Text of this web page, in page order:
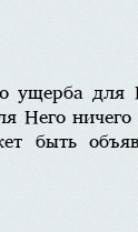
ущерба
Него
быть